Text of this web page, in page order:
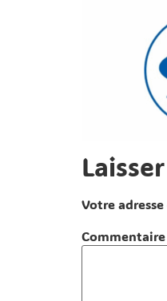
Votre
Commentaire